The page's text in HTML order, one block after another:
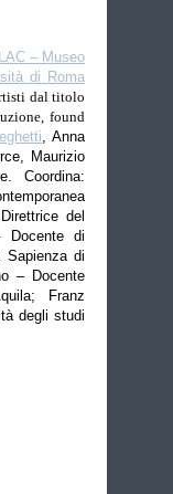
– Museo
di Roma
dal titolo
found
, Anna
Maurizio
Coordina:
del
Docente di
Sapienza di
– Docente
Franz
degli studi